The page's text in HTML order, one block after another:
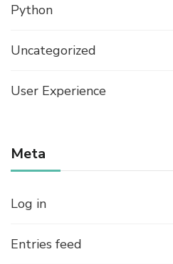
Python
Uncategorized
User Experience
Meta
Log in
Entries feed